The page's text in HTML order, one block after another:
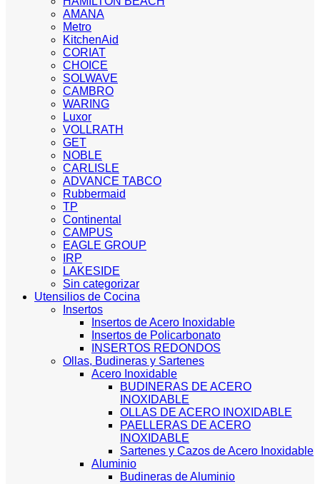
AMANA
Metro
KitchenAid
CORIAT
CHOICE
SOLWAVE
CAMBRO
WARING
Luxor
VOLLRATH
GET
NOBLE
CARLISLE
ADVANCE TABCO
Rubbermaid
TP
Continental
CAMPUS
EAGLE GROUP
IRP
LAKESIDE
Sin categorizar
Utensilios de Cocina
Insertos
Insertos de Acero Inoxidable
Insertos de Policarbonato
INSERTOS REDONDOS
Ollas, Budineras y Sartenes
Acero Inoxidable
BUDINERAS DE ACERO
INOXIDABLE
OLLAS DE ACERO INOXIDABLE
PAELLERAS DE ACERO
INOXIDABLE
Sartenes y Cazos de Acero Inoxidable
Aluminio
Budineras de Aluminio